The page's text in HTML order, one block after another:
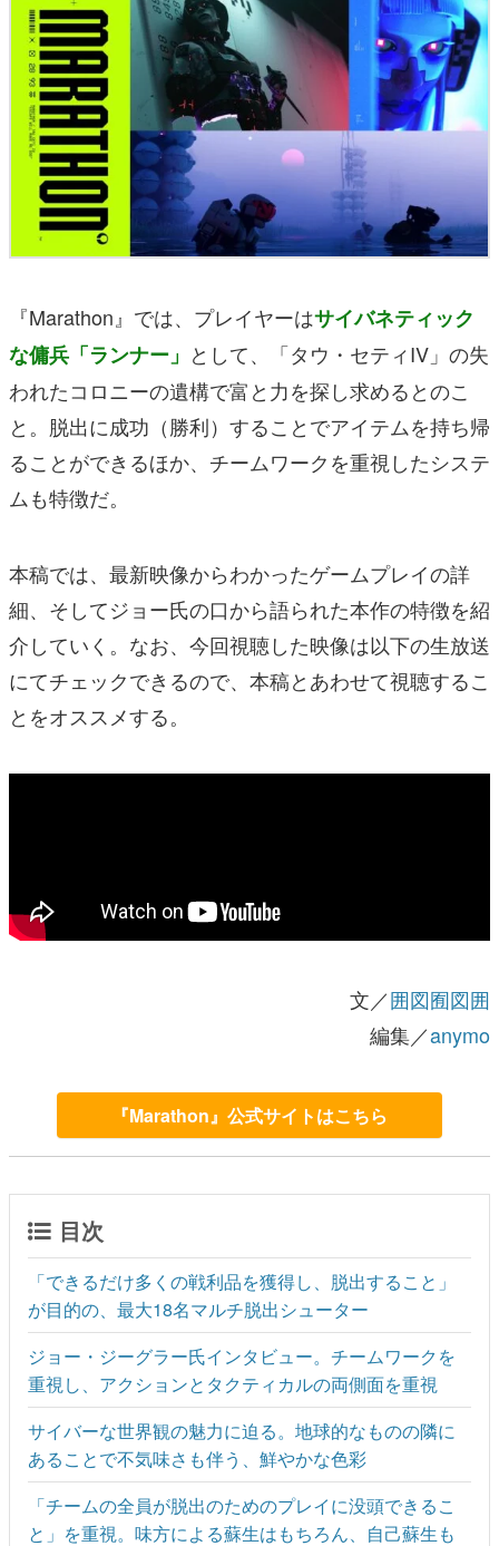
『Marathon』では、プレイヤーはサイバネティック
な傭兵「ランナー」 として、「タウ・セティIV」の失
われたコロニーの遺構で富と力を探し求めるとのこ
と。脱出に成功（勝利）することでアイテムを持ち帰
ることができるほか、チームワークを重視したシステ
ムも特徴だ。
本稿では、最新映像からわかったゲームプレイの詳
細、そしてジョー氏の口から語られた本作の特徴を紹
介していく。なお、今回視聴した映像は以下の生放送
にてチェックできるので、本稿とあわせて視聴するこ
とをオススメする。
文／囲図囿図囲
編集／anymo
『Marathon』公式サイトはこちら
目次
「できるだけ多くの戦利品を獲得し、脱出すること」
が目的の、最大18名マルチ脱出シューター
ジョー・ジーグラー氏インタビュー。チームワークを
重視し、アクションとタクティカルの両側面を重視
サイバーな世界観の魅力に迫る。地球的なものの隣に
あることで不気味さも伴う、鮮やかな色彩
「チームの全員が脱出のためのプレイに没頭できるこ
と」を重視。味方による蘇生はもちろん、自己蘇生も